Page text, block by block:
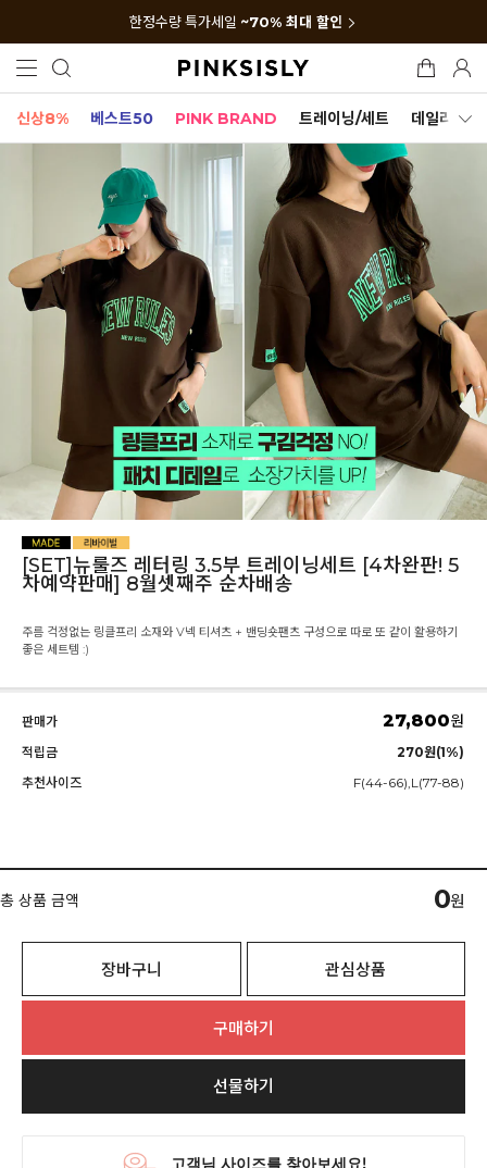
한정수량 특가세일 ~70% 최대 할인
신상8% 베스트50 PINK BRAND 트레이닝/세트 데일리세트
[SET]뉴룰즈 레터링 3.5부 트레이닝세트 [4차완판! 5
차예약판매] 8월셋째주 순차배송
주름 걱정없는 링클프리 소재와 V넥 티셔츠 + 밴딩숏팬츠 구성으로 따로 또 같이 활용하기
좋은 세트템 :)
판매가 27,800원
적립금
270원(1%)
추천사이즈
F(44-66),L(77-88)
총 상품 금액 0원
장바구니 관심상품
구매하기
선물하기